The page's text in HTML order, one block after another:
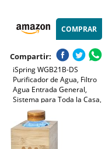
COMPRAR
Compartir:
iSpring WGB21B-DS
Purificador de Agua, Filtro
Agua Entrada General,
Sistema para Toda la Casa,
Filtro Antical + CTO 10" x
4.5" (Cloro y Olor), Conexión
1", Sin Cal y Protección
Tuberías